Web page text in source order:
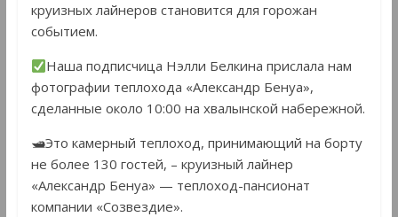
круизных лайнеров становится для горожан
событием.
Наша подписчица Нэлли Белкина прислала нам
фотографии теплохода «Александр Бенуа»,
сделанные около 10:00 на хвалынской набережной.
🛥Это камерный теплоход, принимающий на борту
не более 130 гостей, – круизный лайнер
«Александр Бенуа» — теплоход-пансионат
компании «Созвездие».